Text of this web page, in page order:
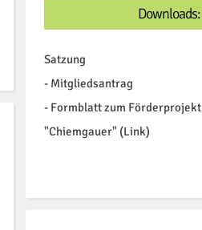
Downloads:
Satzung
- Mitgliedsantrag
- Formblatt zum Förderprojekt
"Chiemgauer" (Link)